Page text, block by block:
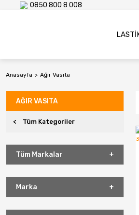
0850 800 8 008
Anasayfa Ağır Vasıta
AĞIR VASITA
Tüm Kategoriler
Tüm Markalar
Marka